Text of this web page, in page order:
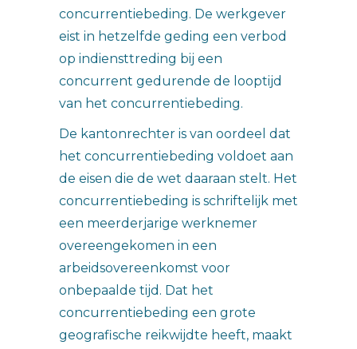
concurrentiebeding. De werkgever
eist in hetzelfde geding een verbod
op indiensttreding bij een
concurrent gedurende de looptijd
van het concurrentiebeding.
De kantonrechter is van oordeel dat
het concurrentiebeding voldoet aan
de eisen die de wet daaraan stelt. Het
concurrentiebeding is schriftelijk met
een meerderjarige werknemer
overeengekomen in een
arbeidsovereenkomst voor
onbepaalde tijd. Dat het
concurrentiebeding een grote
geografische reikwijdte heeft, maakt